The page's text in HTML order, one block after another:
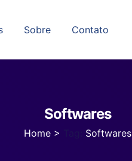
Sobre Contato
Softwares
Home > Softwares